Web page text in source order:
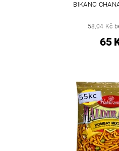
BIKANO
58,04 Kč
65